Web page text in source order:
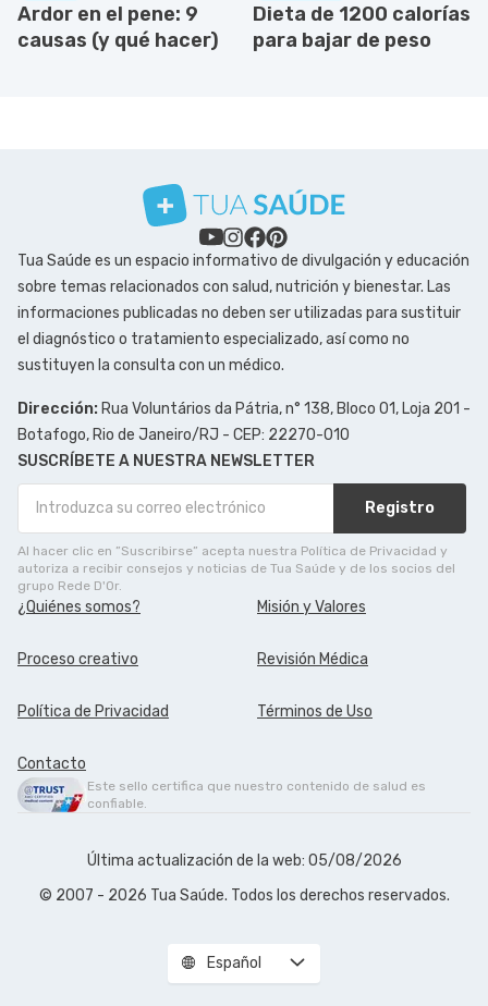
Ardor en el pene: 9
causas (y qué hacer)
Dieta de 1200 calorías
para bajar de peso
Tua Saúde es un espacio informativo de divulgación y educación
sobre temas relacionados con salud, nutrición y bienestar. Las
informaciones publicadas no deben ser utilizadas para sustituir
el diagnóstico o tratamiento especializado, así como no
sustituyen la consulta con un médico.
Dirección: Rua Voluntários da Pátria, n° 138, Bloco 01, Loja 201 -
Botafogo, Rio de Janeiro/RJ - CEP: 22270-010
SUSCRÍBETE A NUESTRA NEWSLETTER
Registro
Al hacer clic en ”Suscribirse” acepta nuestra Política de Privacidad y
autoriza a recibir consejos y noticias de Tua Saúde y de los socios del
grupo Rede D'Or.
¿Quiénes somos? Misión y Valores
Proceso creativo Revisión Médica
Política de Privacidad Términos de Uso
Contacto
Este sello certifica que nuestro contenido de salud es
confiable.
Última actualización de la web: 05/08/2026
© 2007 - 2026 Tua Saúde. Todos los derechos reservados.
Español